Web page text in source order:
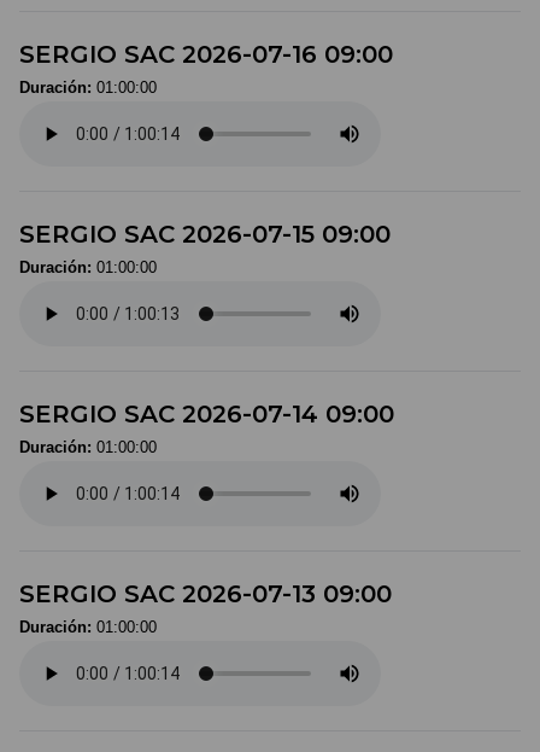
SERGIO SAC 2026-07-16 09:00
Duración: 01:00:00
SERGIO SAC 2026-07-15 09:00
Duración: 01:00:00
SERGIO SAC 2026-07-14 09:00
Duración: 01:00:00
SERGIO SAC 2026-07-13 09:00
Duración: 01:00:00